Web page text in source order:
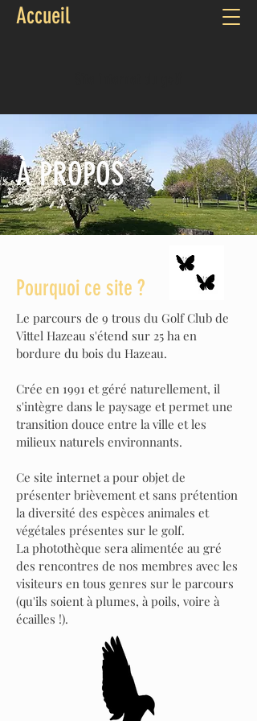
Accueil
À PROPOS
Pourquoi ce site ?
Le parcours de 9 trous du Golf Club de
Vittel Hazeau s'étend sur 25 ha en
bordure du bois du Hazeau.
Crée en 1991 et géré naturellement, il
s'intègre dans le paysage et permet une
transition douce entre la ville et les
milieux naturels environnants.
Ce site internet a pour objet de
présenter brièvement et sans prétention
la diversité des espèces animales et
végétales présentes sur le golf.
La photothèque sera alimentée au gré
des rencontres de nos membres avec les
visiteurs en tous genres sur le parcours
(qu'ils soient à plumes, à poils, voire à
écailles !).